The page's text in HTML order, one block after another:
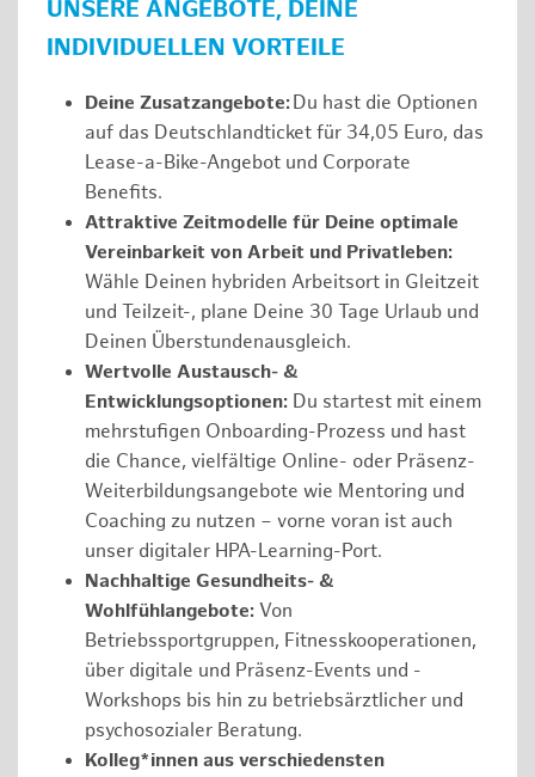
UNSERE ANGEBOTE, DEINE
INDIVIDUELLEN VORTEILE
Deine Zusatzangebote: Du hast die Optionen
auf das Deutschlandticket für 34,05 Euro, das
Lease-a-Bike-Angebot und Corporate
Benefits.
Attraktive Zeitmodelle für Deine optimale
Vereinbarkeit von Arbeit und Privatleben:
Wähle Deinen hybriden Arbeitsort in Gleitzeit
und Teilzeit-, plane Deine 30 Tage Urlaub und
Deinen Überstundenausgleich.
Wertvolle Austausch- &
Entwicklungsoptionen: Du startest mit einem
mehrstufigen Onboarding-Prozess und hast
die Chance, vielfältige Online- oder Präsenz-
Weiterbildungsangebote wie Mentoring und
Coaching zu nutzen – vorne voran ist auch
unser digitaler HPA-Learning-Port.
Nachhaltige Gesundheits- &
Wohlfühlangebote: Von
Betriebssportgruppen, Fitnesskooperationen,
über digitale und Präsenz-Events und -
Workshops bis hin zu betriebsärztlicher und
psychosozialer Beratung.
Kolleg*innen aus verschiedensten